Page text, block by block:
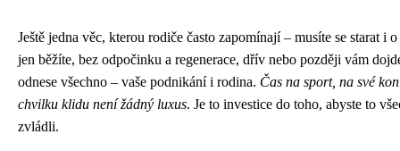
Ještě jedna věc, kterou rodiče často zapomínají – musíte se starat i
jen běžíte, bez odpočinku a regenerace, dřív nebo později vám
odnese všechno – vaše podnikání i rodina. Čas na sport, na své
chvilku klidu není žádný luxus. Je to investice do toho, abyste to
zvládli.